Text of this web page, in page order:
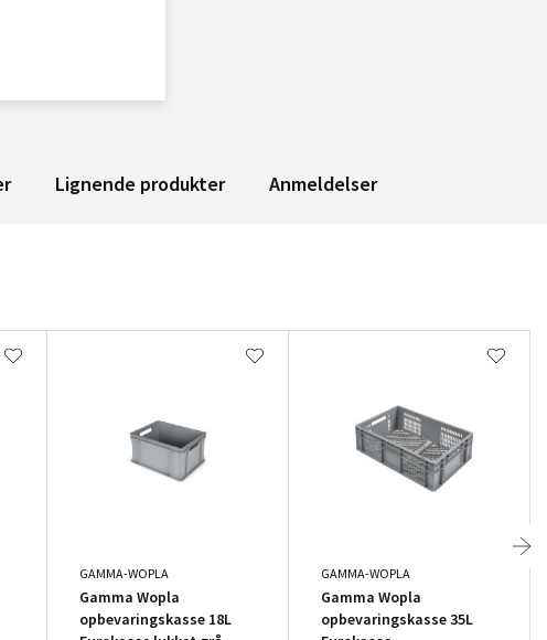
Lignende produkter Anmeldelser
GAMMA-WOPLA
Gamma Wopla
opbevaringskasse 18L
GAMMA-WOPLA
Gamma Wopla
opbevaringskasse 35L